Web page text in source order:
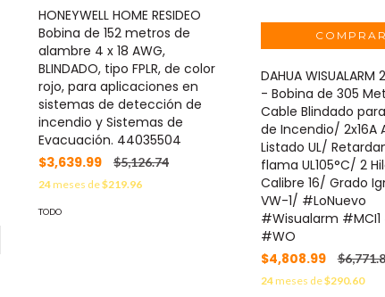
HONEYWELL HOME RESIDEO
Bobina de 152 metros de
alambre 4 x 18 AWG,
BLINDADO, tipo FPLR, de color
rojo, para aplicaciones en
sistemas de detección de
incendio y Sistemas de
Evacuación. 44035504
$3,639.99
$5,126.74
24meses de$219.96
TODO
DAHUA WISUALARM
- Bobina de 305
Cable Blindado
de Incendio/ 2x16A
Listado UL/
flama UL105°C/ 2
Calibre 16/ Grado
VW-1/ #LoNuevo
#Wisualarm #MCI1
#WO
$4,808.99
24meses de$290.60